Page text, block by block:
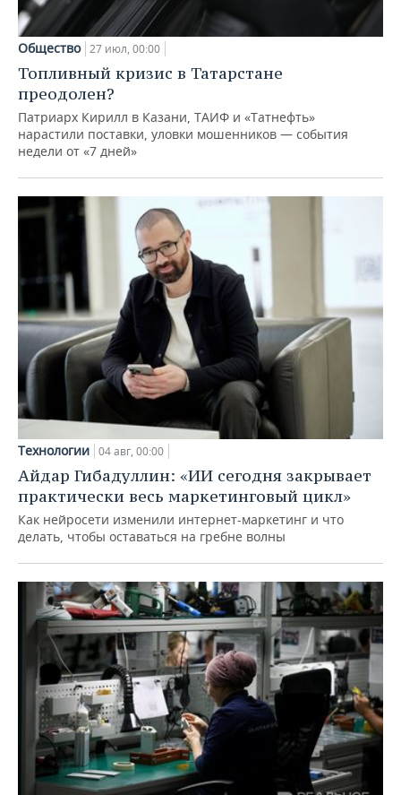
Общество 27 июл, 00:00
Топливный кризис в Татарстане
преодолен?
Патриарх Кирилл в Казани, ТАИФ и «Татнефть»
нарастили поставки, уловки мошенников — события
недели от «7 дней»
Технологии 04 авг, 00:00
Айдар Гибадуллин: «ИИ сегодня закрывает
практически весь маркетинговый цикл»
Как нейросети изменили интернет-маркетинг и что
делать, чтобы оставаться на гребне волны